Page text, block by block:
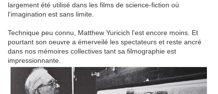
largement été utilisé dans les films de science-fiction où
l'imagination est sans limite.
Technique peu connu, Matthew Yuricich l'est encore moins. Et
pourtant son oeuvre a émerveilé les spectateurs et reste ancré
dans nos mémoires collectives tant sa filmographie est
impressionnante.